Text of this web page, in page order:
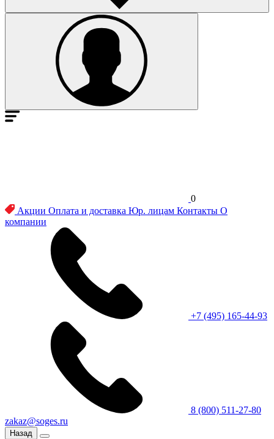
0
Акции Оплата и доставка Юр. лицам Контакты О
компании
+7 (495) 165-44-93
8 (800) 511-27-80
zakaz@soges.ru
Назад